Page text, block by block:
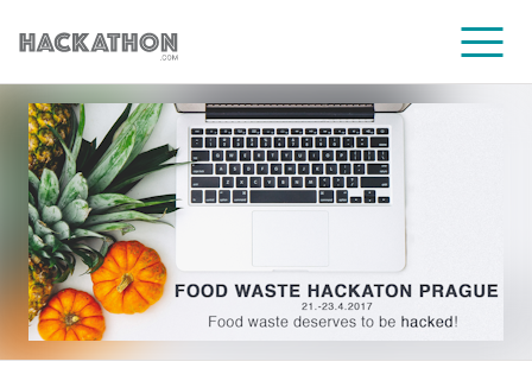
CORPORATE SERVICES